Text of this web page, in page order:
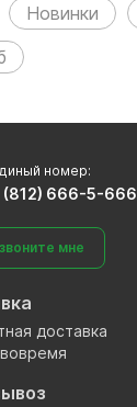
Новинки
номер:
(812) 666-5-666
мне
доставка